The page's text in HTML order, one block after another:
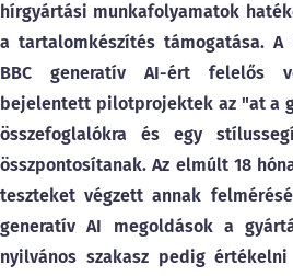
hírgyártási munkafolyamatok
a tartalomkészítés támogatása. A
BBC generatív AI-ért felelős
bejelentett pilotprojektek az "at a
összefoglalókra és egy
összpontosítanak. Az elmúlt 18
teszteket végzett annak
generatív AI megoldások a
nyilvános szakasz pedig